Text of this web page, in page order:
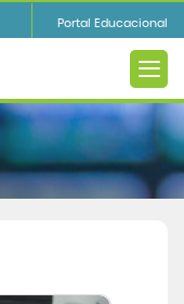
Portal Educacional